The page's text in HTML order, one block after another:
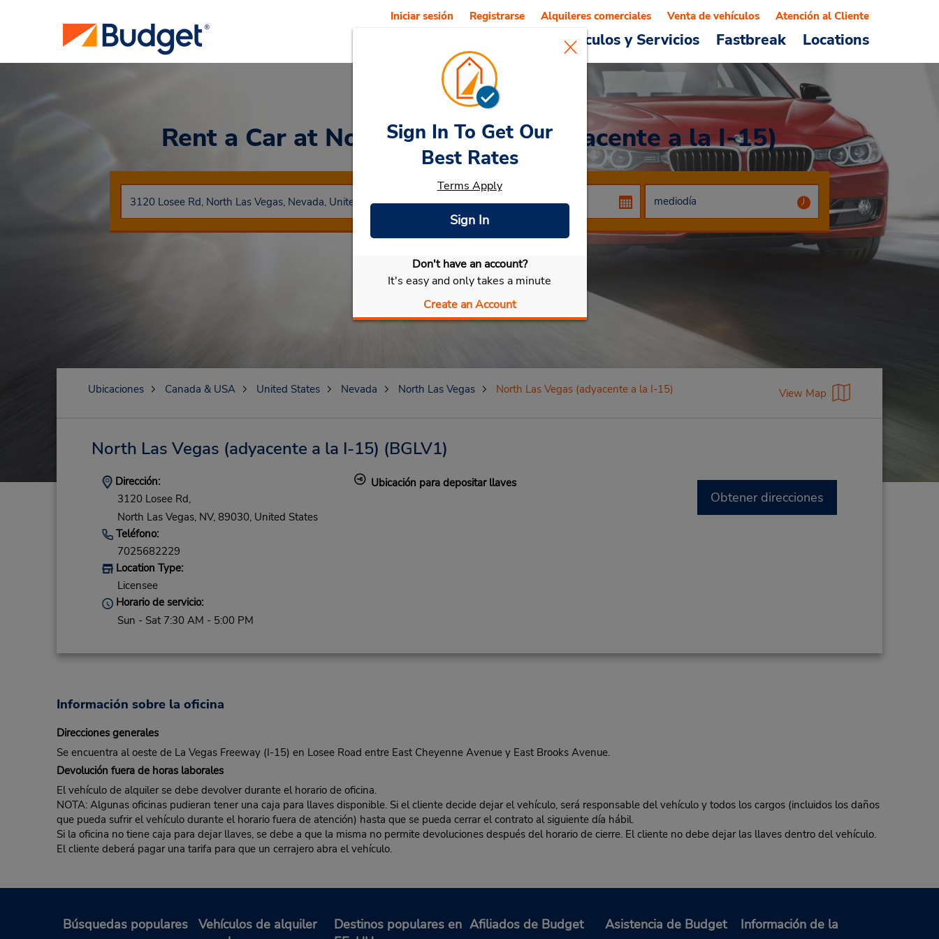
Vehículos y Servicios Fastbreak Locations
Iniciar sesión Registrarse Alquileres comerciales Venta de vehículos Atención al Cliente
Rent a Car at North Las Vegas (adyacente a la I-15)
Seleccionar mi vehículo
Sign In To Get Our
Best Rates
Terms Apply
Sign In
Don't have an account?
It's easy and only takes a minute
Create an Account
Ubicaciones Canada & USA United States Nevada North Las Vegas North Las Vegas (adyacente a la I-15) View Map
North Las Vegas (adyacente a la I-15) (BGLV1)
Dirección:
3120 Losee Rd,
North Las Vegas, NV, 89030, United States
Teléfono:
7025682229
Location Type:
Licensee
Horario de servicio:
Sun - Sat 7:30 AM - 5:00 PM
Ubicación para depositar llaves
Obtener direcciones
Información sobre la oficina
Direcciones generales
Se encuentra al oeste de La Vegas Freeway (I-15) en Losee Road entre East Cheyenne Avenue y East Brooks Avenue.
Devolución fuera de horas laborales
El vehículo de alquiler se debe devolver durante el horario de oficina.
NOTA: Algunas oficinas pudieran tener una caja para llaves disponible. Si el cliente decide dejar el vehículo, será responsable del vehículo y todos los cargos (incluidos los daños
que pueda sufrir el vehículo durante el horario fuera de atención) hasta que se pueda cerrar el contrato al siguiente día hábil.
Si la oficina no tiene caja para dejar llaves, se debe a que la misma no permite devoluciones después del horario de cierre. El cliente no debe dejar las llaves dentro del vehículo.
El cliente deberá pagar una tarifa para que un cerrajero abra el vehículo.
Búsquedas populares
Vehículos de alquiler
Destinos populares en Afiliados de Budget Asistencia de Budget
Información de la